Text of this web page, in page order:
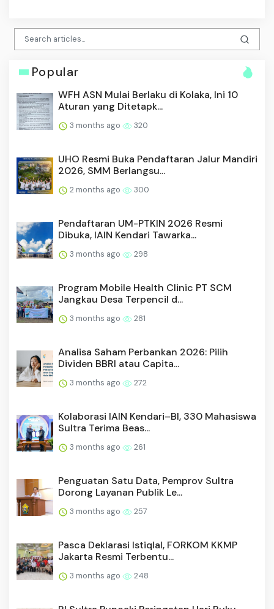
Popular
WFH ASN Mulai Berlaku di Kolaka, Ini 10
Aturan yang Ditetapk...
3 months ago 320
UHO Resmi Buka Pendaftaran Jalur Mandiri
2026, SMM Berlangsu...
2 months ago 300
Pendaftaran UM-PTKIN 2026 Resmi
Dibuka, IAIN Kendari Tawarka...
3 months ago 298
Program Mobile Health Clinic PT SCM
Jangkau Desa Terpencil d...
3 months ago 281
Analisa Saham Perbankan 2026: Pilih
Dividen BBRI atau Capita...
3 months ago 272
Kolaborasi IAIN Kendari–BI, 330 Mahasiswa
Sultra Terima Beas...
3 months ago 261
Penguatan Satu Data, Pemprov Sultra
Dorong Layanan Publik Le...
3 months ago 257
Pasca Deklarasi Istiqlal, FORKOM KKMP
Jakarta Resmi Terbentu...
3 months ago 248